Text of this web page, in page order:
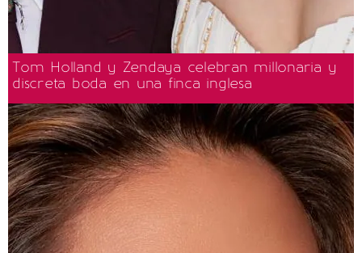
Tom Holland y Zendaya celebran millonaria y
discreta boda en una finca inglesa